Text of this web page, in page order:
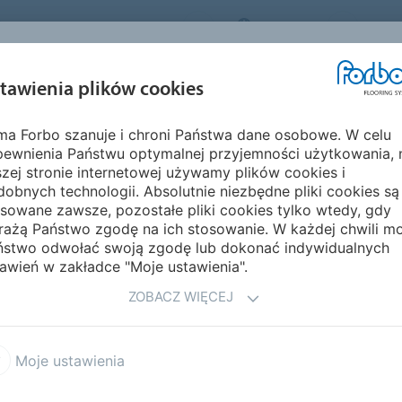
FORBO FLOORING SYSTEMS POLAND
INSPIRACJE I
REALIZACJE
Tessera Evolve
PŁYTEK
plików cookies
Forbo szanuje i chroni Państwa dane osobowe. W celu
Państwu optymalnej przyjemności użytkowania,
stronie internetowej używamy plików cookies i
technologii. Absolutnie niezbędne pliki cookies są
zawsze, pozostałe pliki cookies tylko wtedy, gdy
Państwo zgodę na ich stosowanie. W każdej chwili
odwołać swoją zgodę lub dokonać indywidualnych
w zakładce "Moje ustawienia".
ZOBACZ WIĘCEJ
Moje ustawienia